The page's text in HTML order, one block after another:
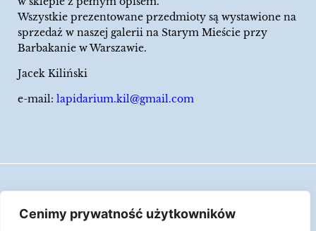
Cenimy prywatność użytkowników
Wszystkie prezentowane przedmioty są wystawione na
sprzedaż w naszej galerii na Starym Mieście przy
Barbakanie w Warszawie.
Jacek Kiliński
e-mail: lapidarium.kil@gmail.com
Polityka Cookies